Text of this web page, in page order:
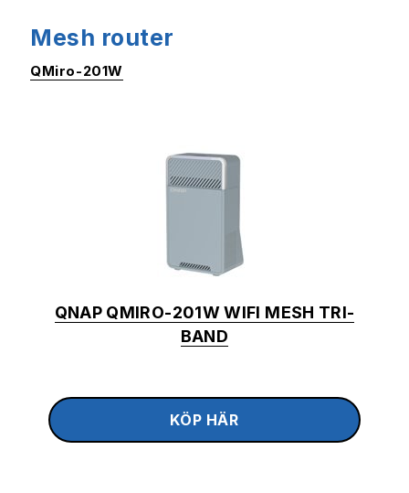
Mesh router
QMiro-201W
QNAP QMIRO-201W WIFI MESH TRI-
BAND